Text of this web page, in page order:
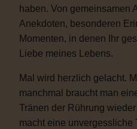
haben. Von gemeinsamen
Anekdoten, besonderen
Momenten, in denen Ihr
Liebe meines Lebens.
Mal wird herzlich gelacht.
manchmal braucht man
Tränen der Rührung
macht eine unvergessliche